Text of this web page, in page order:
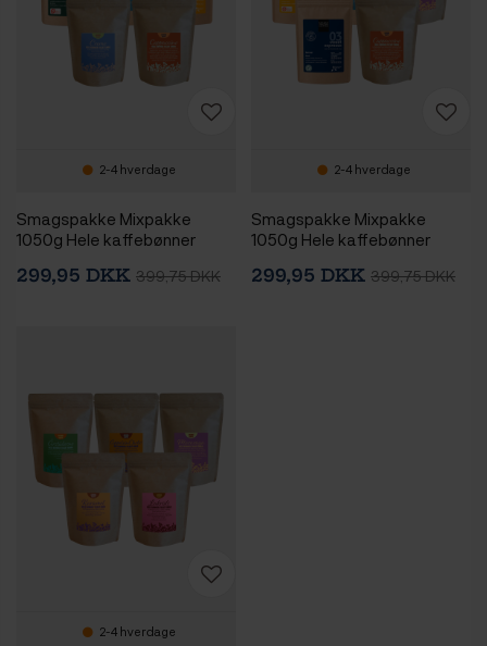
2-4 hverdage
Smagspakke Mixpakke
1050g Hele kaffebønner
299,95 DKK 399,75 DKK
2-4 hverdage
Smagspakke Mixpakke
1050g Hele kaffebønner
299,95 DKK 399,75 DKK
2-4 hverdage